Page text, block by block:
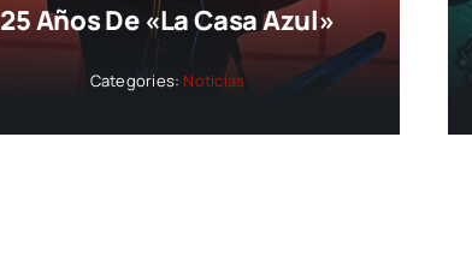
25 Años De «La Casa Azul»
Categories: Noticias